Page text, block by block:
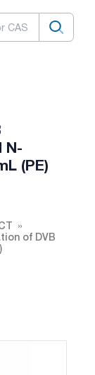
N-
(PE)
of DVB